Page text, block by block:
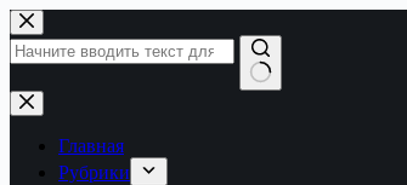
Перейти
к
сути
Ничего
не
найденоГлавная
Рубрики